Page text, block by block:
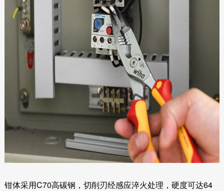
钳体采用C70高碳钢，切削刃经感应淬火处理，硬度可达64